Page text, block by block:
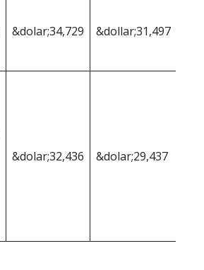
&dolar;34,729 &dollar;31,497
&dolar;32,436 &dolar;29,437